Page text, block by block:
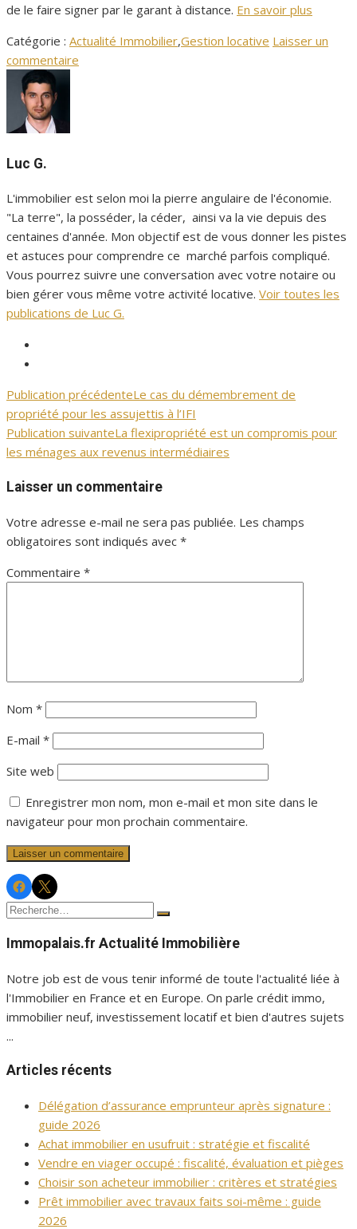
de le faire signer par le garant à distance. En savoir plus
Catégorie : Actualité Immobilier,Gestion locative Laisser un
commentaire
Luc G.
L'immobilier est selon moi la pierre angulaire de l'économie.
"La terre", la posséder, la céder, ainsi va la vie depuis des
centaines d'année. Mon objectif est de vous donner les pistes
et astuces pour comprendre ce marché parfois compliqué.
Vous pourrez suivre une conversation avec votre notaire ou
bien gérer vous même votre activité locative. Voir toutes les
publications de Luc G.
Navigation
de
l’article
Publication précédenteLe cas du démembrement de
propriété pour les assujettis à l’IFI
Publication suivanteLa flexipropriété est un compromis pour
les ménages aux revenus intermédiaires
Laisser un commentaire
Votre adresse e-mail ne sera pas publiée. Les champs
obligatoires sont indiqués avec *
Commentaire *
Nom *
E-mail *
Site web
Enregistrer mon nom, mon e-mail et mon site dans le
navigateur pour mon prochain commentaire.
Facebook
Immopalais
Twitter
Immopalais
Recherche
Rechercher
Immopalais.fr Actualité Immobilière
Notre job est de vous tenir informé de toute l'actualité liée à
l'Immobilier en France et en Europe. On parle crédit immo,
immobilier neuf, investissement locatif et bien d'autres sujets
...
Articles récents
Délégation d’assurance emprunteur après signature :
guide 2026
Achat immobilier en usufruit : stratégie et fiscalité
Vendre en viager occupé : fiscalité, évaluation et pièges
Choisir son acheteur immobilier : critères et stratégies
Prêt immobilier avec travaux faits soi-même : guide
2026